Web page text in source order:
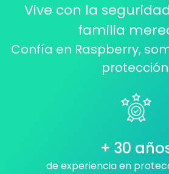
Vive con la
familia
Confía en Raspberry,
+ 30
de experiencia en